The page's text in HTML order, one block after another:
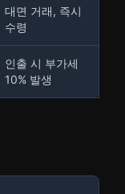
대면 거래, 즉시
수령
인출 시 부가세
10% 발생